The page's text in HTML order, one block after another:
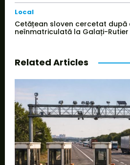
Local
Cetățean sloven cercetat
neînmatriculată la Galați-Rutier
Related Articles